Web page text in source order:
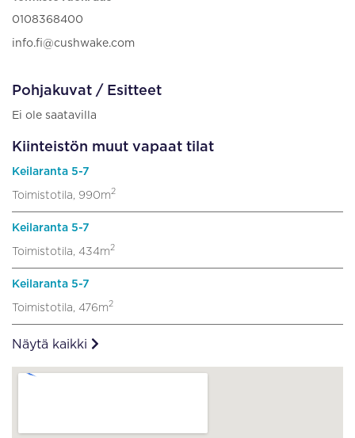
0108368400
info.fi@cushwake.com
Pohjakuvat / Esitteet
Ei ole saatavilla
Kiinteistön muut vapaat tilat
Keilaranta 5-7
Toimistotila, 990m2
Keilaranta 5-7
Toimistotila, 434m2
Keilaranta 5-7
Toimistotila, 476m2
Näytä kaikki